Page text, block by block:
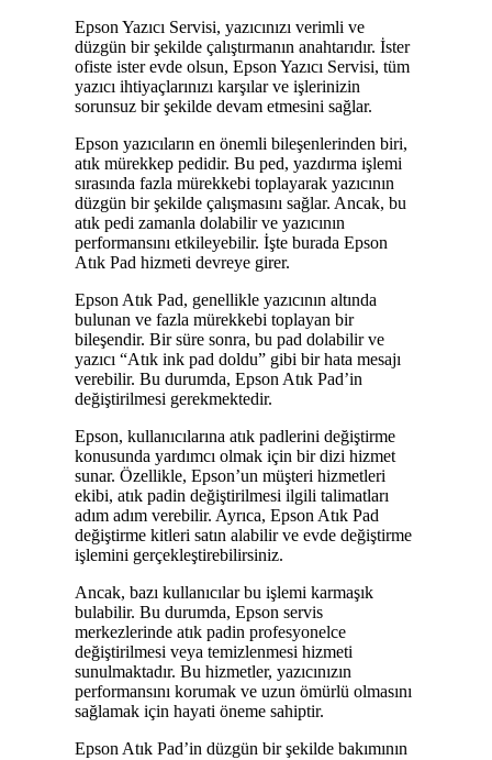
Epson Yazıcı Servisi, yazıcınızı verimli ve
düzgün bir şekilde çalıştırmanın anahtarıdır. İster
ofiste ister evde olsun, Epson Yazıcı Servisi, tüm
yazıcı ihtiyaçlarınızı karşılar ve işlerinizin
sorunsuz bir şekilde devam etmesini sağlar.
Epson yazıcıların en önemli bileşenlerinden biri,
atık mürekkep pedidir. Bu ped, yazdırma işlemi
sırasında fazla mürekkebi toplayarak yazıcının
düzgün bir şekilde çalışmasını sağlar. Ancak, bu
atık pedi zamanla dolabilir ve yazıcının
performansını etkileyebilir. İşte burada Epson
Atık Pad hizmeti devreye girer.
Epson Atık Pad, genellikle yazıcının altında
bulunan ve fazla mürekkebi toplayan bir
bileşendir. Bir süre sonra, bu pad dolabilir ve
yazıcı “Atık ink pad doldu” gibi bir hata mesajı
verebilir. Bu durumda, Epson Atık Pad’in
değiştirilmesi gerekmektedir.
Epson, kullanıcılarına atık padlerini değiştirme
konusunda yardımcı olmak için bir dizi hizmet
sunar. Özellikle, Epson’un müşteri hizmetleri
ekibi, atık padin değiştirilmesi ilgili talimatları
adım adım verebilir. Ayrıca, Epson Atık Pad
değiştirme kitleri satın alabilir ve evde değiştirme
işlemini gerçekleştirebilirsiniz.
Ancak, bazı kullanıcılar bu işlemi karmaşık
bulabilir. Bu durumda, Epson servis
merkezlerinde atık padin profesyonelce
değiştirilmesi veya temizlenmesi hizmeti
sunulmaktadır. Bu hizmetler, yazıcınızın
performansını korumak ve uzun ömürlü olmasını
sağlamak için hayati öneme sahiptir.
Epson Atık Pad’in düzgün bir şekilde bakımının